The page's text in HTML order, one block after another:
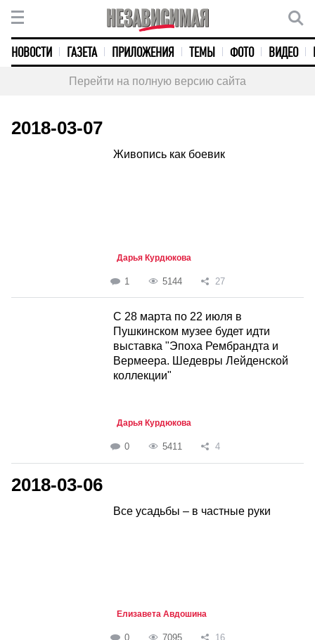
НОВОСТИ ГАЗЕТА ПРИЛОЖЕНИЯ ТЕМЫ ФОТО ВИДЕО
Перейти на полную версию сайта
2018-03-07
Живопись как боевик
Дарья Курдюкова
1 5144 27
С 28 марта по 22 июля в
Пушкинском музее будет идти
выставка "Эпоха Рембрандта и
Вермеера. Шедевры Лейденской
коллекции"
Дарья Курдюкова
0 5411 4
2018-03-06
Все усадьбы – в частные руки
Елизавета Авдошина
0 7095 16